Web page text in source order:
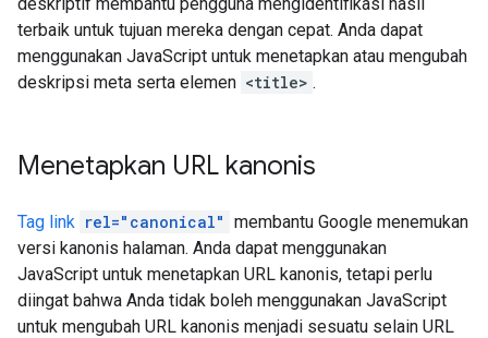
terbaik untuk tujuan mereka dengan cepat. Anda dapat
menggunakan JavaScript untuk menetapkan atau mengubah
deskripsi meta serta elemen <title> .
Menetapkan URL kanonis
Tag link rel="canonical" membantu Google menemukan
versi kanonis halaman. Anda dapat menggunakan
JavaScript untuk menetapkan URL kanonis, tetapi perlu
diingat bahwa Anda tidak boleh menggunakan JavaScript
untuk mengubah URL kanonis menjadi sesuatu selain URL